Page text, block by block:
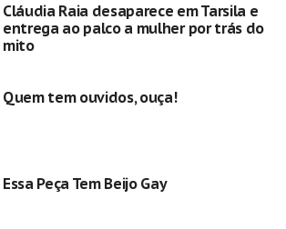
Cláudia Raia desaparece em Tarsila e
entrega ao palco a mulher por trás do
mito
Quem tem ouvidos, ouça!
Essa Peça Tem Beijo Gay